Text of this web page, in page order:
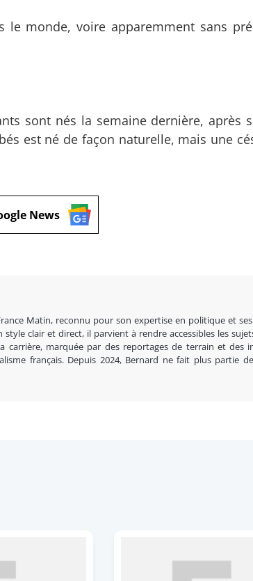
le monde, voire apparemment sans
sont nés la semaine dernière, après
est né de façon naturelle, mais une
News
Matin, reconnu pour son expertise en politique et ses
clair et direct, il parvient à rendre accessibles les
carrière, marquée par des reportages de terrain et des
français. Depuis 2024, Bernard ne fait plus partie